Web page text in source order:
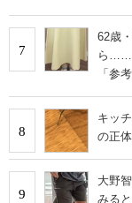
7
62歳
ら……
「参
8
キッ
の正
9
大野
みる